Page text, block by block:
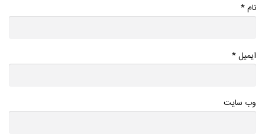
نام*
ایمیل*
وب سایت